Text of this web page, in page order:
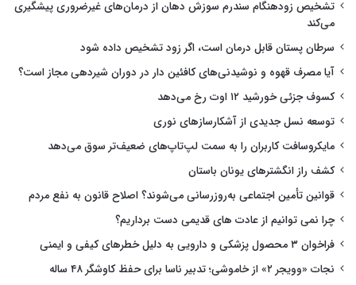
تشخیص زودهنگام سندرم سوزش دهان از درمان‌های غیرضروری پیشگیری
می‌کند
سرطان پستان قابل درمان است، اگر زود تشخیص داده شود
آیا مصرف قهوه و نوشیدنی‌های کافئین دار در دوران شیردهی مجاز است؟
کسوف جزئی خورشید ۱۲ اوت رخ می‌دهد
توسعه نسل جدیدی از آشکارسازهای نوری
مایکروسافت کاربران را به سمت لپ‌تاپ‌های ضعیف‌تر سوق می‌دهد
کشف راز انگشترهای یونان باستان
قوانین تأمین اجتماعی به‌روزرسانی می‌شوند؟ اصلاح قانون به نفع مردم
چرا نمی توانیم از عادت های قدیمی دست برداریم؟
فراخوان ۳ محصول پزشکی و دارویی به دلیل خطرهای کیفی و ایمنی
نجات «وویجر ۲» از خاموشی؛ تدبیر ناسا برای حفظ کاوشگر ۴۸ ساله